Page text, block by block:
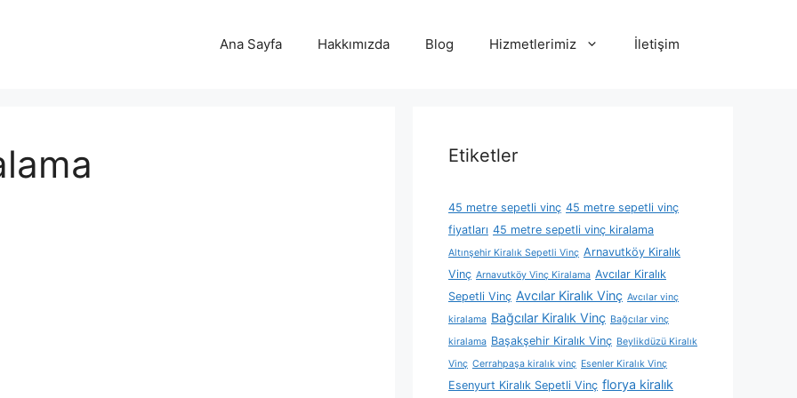
Ana Sayfa Hakkımızda Blog Hizmetlerimiz İletişim
Etiketler
45 metre sepetli vinç 45 metre sepetli vinç
fiyatları 45 metre sepetli vinç kiralama
Altınşehir Kiralık Sepetli Vinç Arnavutköy Kiralık
Vinç Arnavutköy Vinç Kiralama Avcılar Kiralık
Sepetli Vinç Avcılar Kiralık Vinç Avcılar vinç
kiralama Bağcılar Kiralık Vinç Bağcılar vinç
kiralama Başakşehir Kiralık Vinç Beylikdüzü Kiralık
Vinç Cerrahpaşa kiralık vinç Esenler Kiralık Vinç
Esenyurt Kiralık Sepetli Vinç florya kiralık